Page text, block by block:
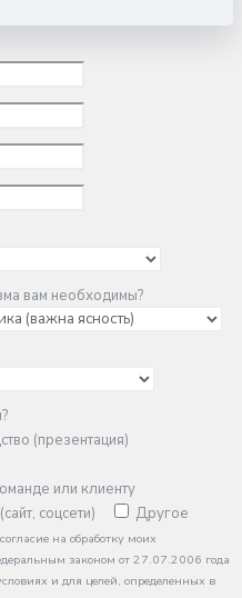
вам необходимы?
(презентация)
или клиенту
соцсети)
Другое
на обработку моих
законом от 27.07.2006 года
и для целей, определенных в